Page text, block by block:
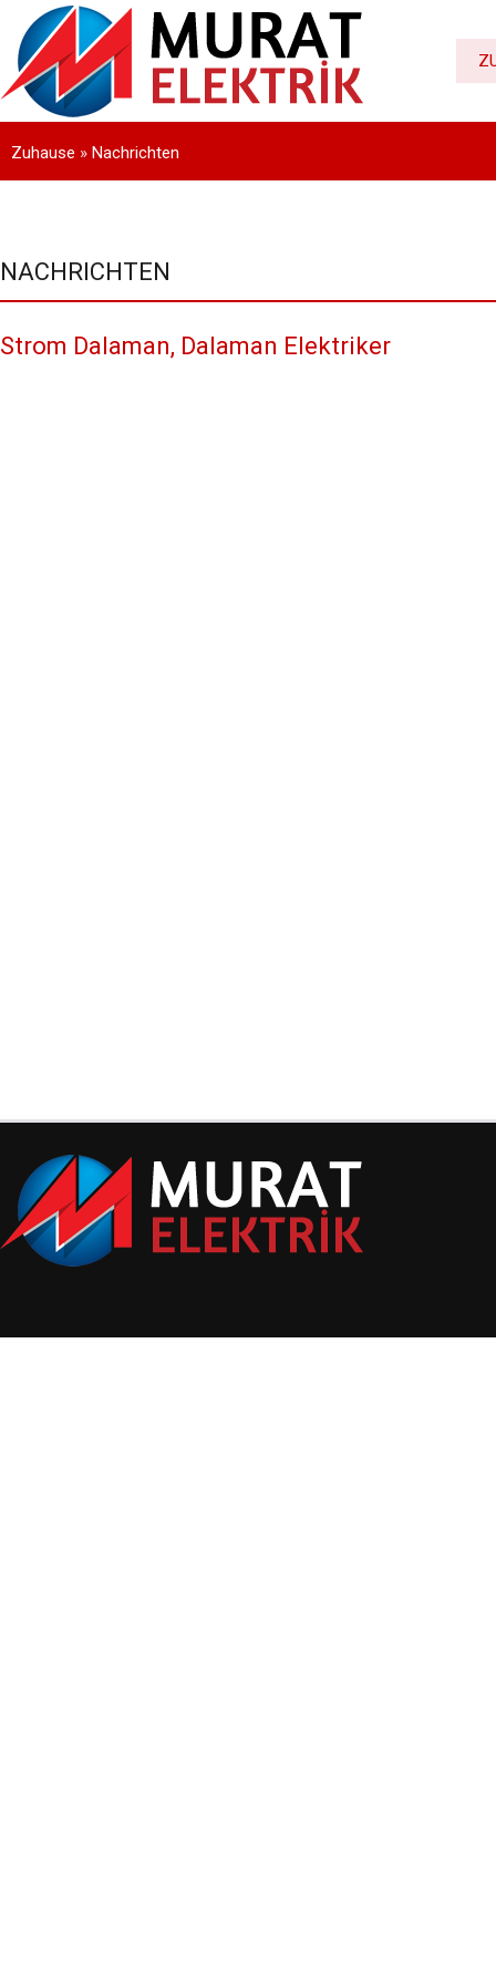
Zuhause » Nachrichten
NACHRICHTEN
Strom Dalaman, Dalaman Elektriker